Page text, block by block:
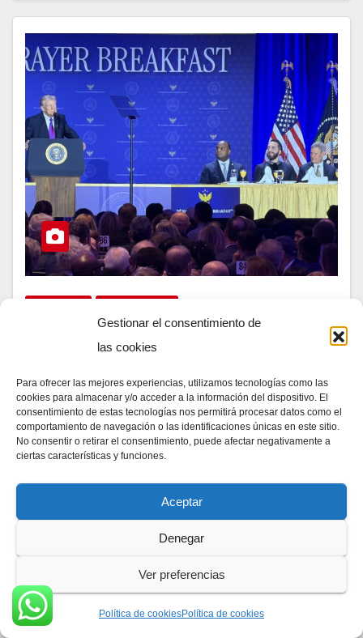
Gestionar el consentimiento de
las cookies
Para ofrecer las mejores experiencias, utilizamos tecnologías como las
cookies para almacenar y/o acceder a la información del dispositivo. El
consentimiento de estas tecnologías nos permitirá procesar datos como el
comportamiento de navegación o las identificaciones únicas en este sitio.
No consentir o retirar el consentimiento, puede afectar negativamente a
ciertas características y funciones.
Aceptar
Denegar
Ver preferencias
Política de cookiesPolítica de cookies
Trump y Bukele destacan alianza
Oración en Washington
06/02/2026 DIA A DIA NEWS
Día a Día News El presidente de Estados Unidos,
Donald Trump, calificó al mandatario salvadoreño